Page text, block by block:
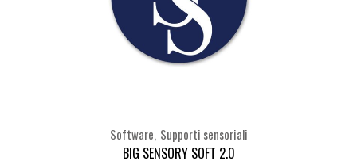
Software Supporti sensoriali
BIG SENSORY SOFT 2.0